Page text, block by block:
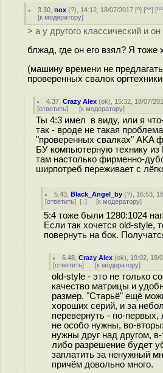
3.30 ,пох (?), 14:12, 18/07/2017 [^] [^^] [
[к модератору]
> а у другого классический и
блжад, где он его взял? Я тоже
(машину времени не
проверенных свалок
4.37 ,Crazy Alex (ok), 15:32, 18/07/
[ответить] [к модератору]
Ты 4:3 имел в виду, или я
так - вроде не такая
"проверенных свалках" AKA
БУ компьютерную технику
там настолько фирменно-
ширпотреб переживает с
5.43 ,Black_Angel_by (?), 16:53,
[ответить] [↓] [к модератору]
5:4 тоже были 1280:1024
Если так хочется old-style,
повернуть на бок.
6.48 ,Crazy Alex (ok), 19:02, 18/
[ответить] [к модератору]
old-style - это не только
качество матрицы и
размер. "Старьё" ещё
хороших серий, и за
перевернуть - по-
не особо нужны, во-
нужны друг над другом,
либо разрешение будет
заплатить за ненужный
причём довольно много.